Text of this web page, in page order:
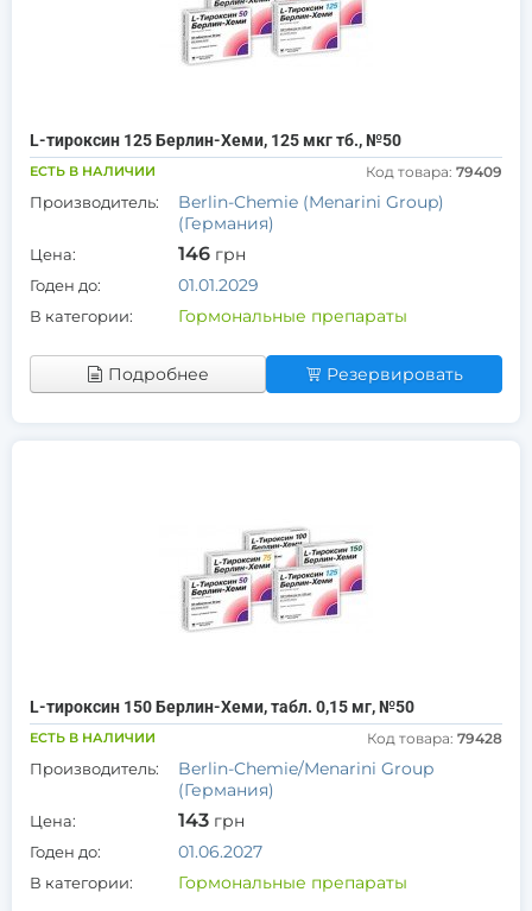
L-тироксин 125 Берлин-Хеми, 125 мкг тб., №50
ЕСТЬ В НАЛИЧИИ Код товара: 79409
Производитель:
Berlin-Chemie (Menarini Group)
(Германия)
Цена: 146 грн
Годен до: 01.01.2029
В категории: Гормональные препараты
Подробнее Резервировать
L-тироксин 150 Берлин-Хеми, табл. 0,15 мг, №50
ЕСТЬ В НАЛИЧИИ Код товара: 79428
Производитель:
Berlin-Chemie/Menarini Group
(Германия)
Цена: 143 грн
Годен до: 01.06.2027
В категории: Гормональные препараты